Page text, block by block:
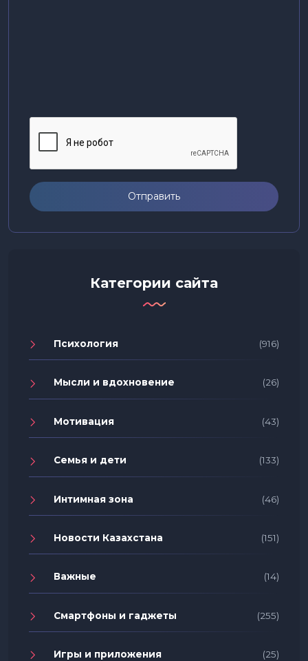
Отправить
Категории сайта
Психология (916)
Мысли и вдохновение (26)
Мотивация (43)
Семья и дети (133)
Интимная зона (46)
Новости Казахстана (151)
Важные (14)
Смартфоны и гаджеты (255)
Игры и приложения (25)